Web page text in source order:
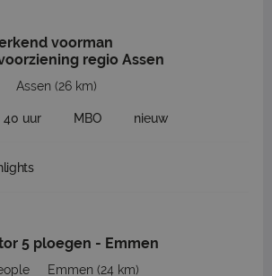
voorman
regio Assen
Assen (26 km)
40 uur MBO nieuw
5 ploegen - Emmen
Emmen (24 km)